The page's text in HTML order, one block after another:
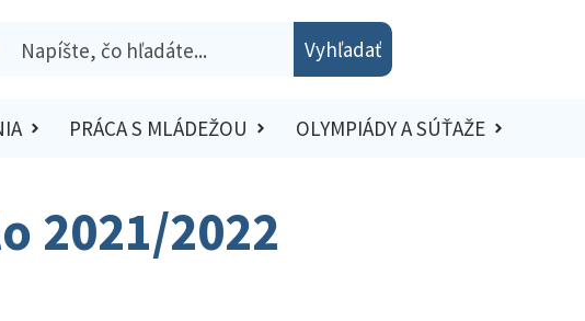
Vyhľadať
PRÁCA S MLÁDEŽOU OLYMPIÁDY A SÚŤAŽE
2021/2022